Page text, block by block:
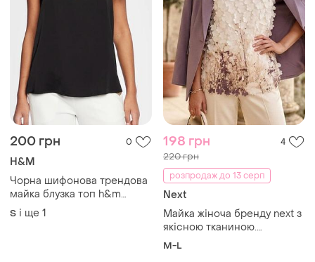
200 грн 0
H&M
Чорна шифонова трендова
майка блузка топ h&m
класична гола спинка
розрізи по бокам
S і ще 1
198 грн 4
220 грн
розпродаж до 13 серп
Next
Майка жіноча бренду next з
якісною тканиною.
заміри:пог-49 см, довжина
M-L